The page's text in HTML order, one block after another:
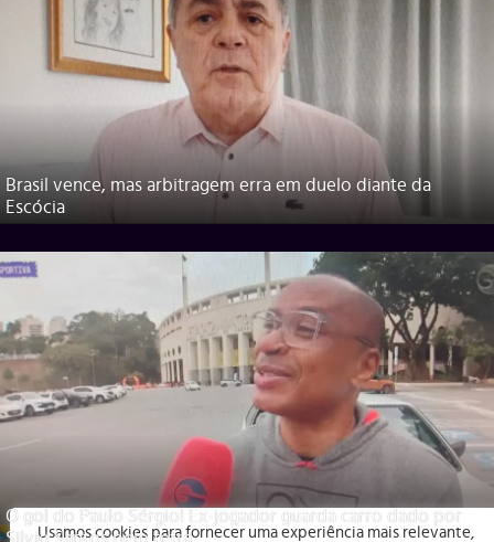
Brasil vence, mas arbitragem erra em duelo diante da
Escócia
O gol do Paulo Sérgio! Ex-jogador guarda carro dado por
Usamos cookies para fornecer uma experiência mais relevante,